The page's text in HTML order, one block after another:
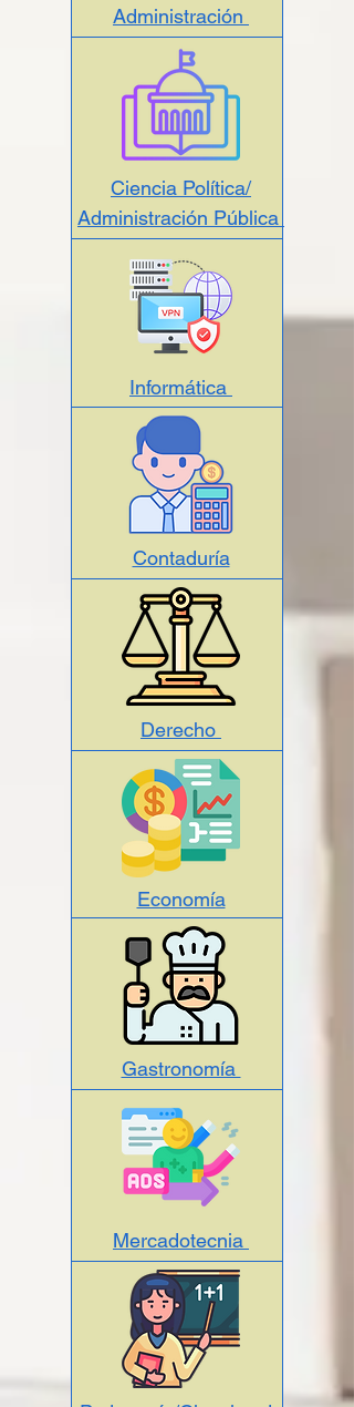
Administración
Ciencia Política/
Administración Pública
Informática
Contaduría
Derecho
Economía
Gastronomía
Mercadotecnia